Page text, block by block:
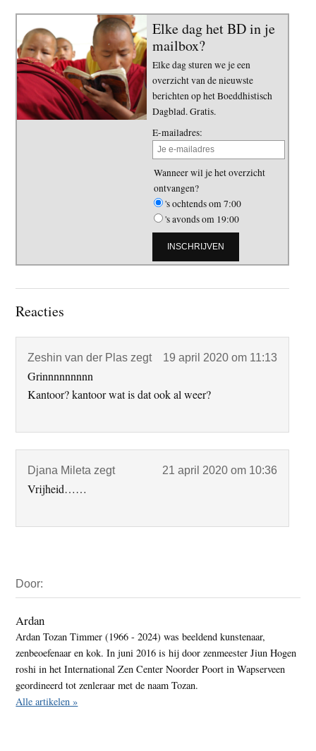
Elke dag het BD in je
mailbox?
Elke dag sturen we je een
overzicht van de nieuwste
berichten op het Boeddhistisch
Dagblad. Gratis.
E-mailadres:
Wanneer wil je het overzicht
ontvangen?
's ochtends om 7:00
's avonds om 19:00
Lees
Reacties
Zeshin van der Plas zegt 19 april 2020 om 11:13
Grinnnnnnnnn
Kantoor? kantoor wat is dat ook al weer?
Djana Mileta zegt 21 april 2020 om 10:36
Vrijheid……
Sidebar
Door:
Ardan
Ardan Tozan Timmer (1966 - 2024) was beeldend kunstenaar,
zenbeoefenaar en kok. In juni 2016 is hij door zenmeester Jiun Hogen
roshi in het International Zen Center Noorder Poort in Wapserveen
geordineerd tot zenleraar met de naam Tozan.
Alle artikelen »